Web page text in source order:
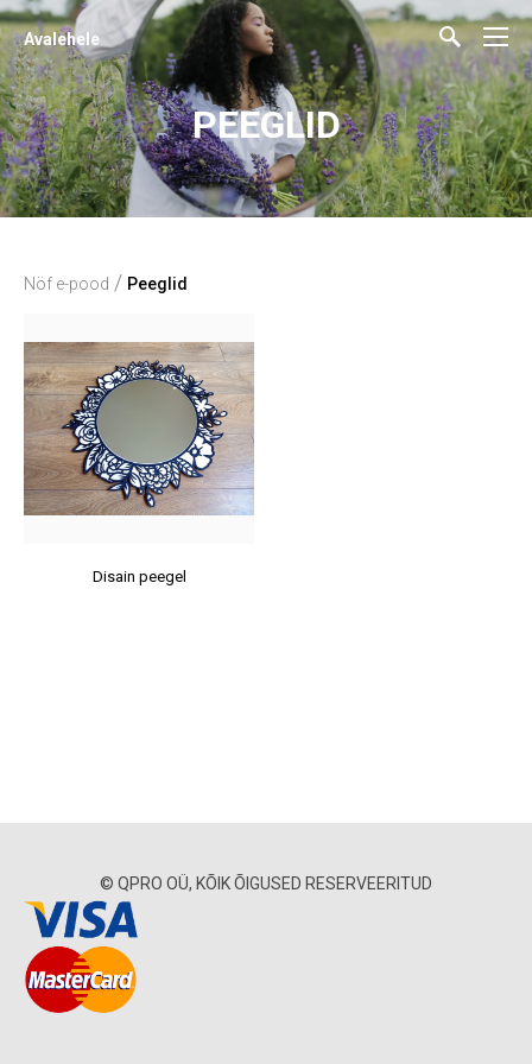
Avalehele
PEEGLID
Nöf e-pood / Peeglid
Disain peegel
© QPRO OÜ, KÕIK ÕIGUSED RESERVEERITUD